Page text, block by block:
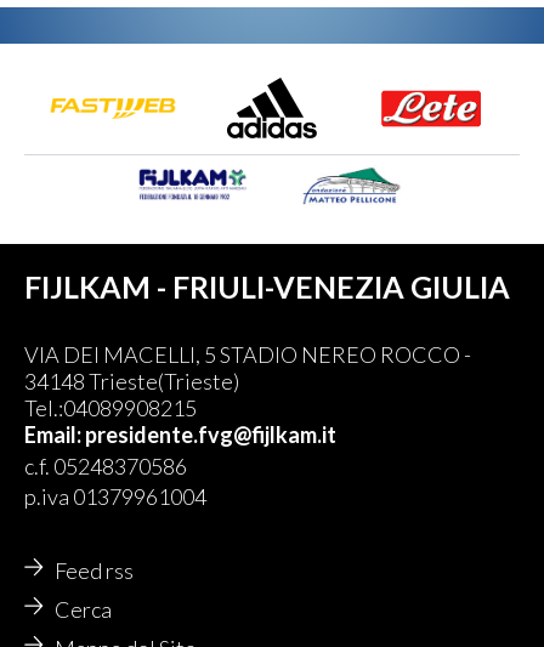
FIJLKAM - FRIULI-VENEZIA GIULIA
VIA DEI MACELLI, 5 STADIO NEREO ROCCO -
34148 Trieste(Trieste)
Tel.:04089908215
Email: presidente.fvg@fijlkam.it
c.f. 05248370586
p.iva 01379961004
Feed rss
Cerca